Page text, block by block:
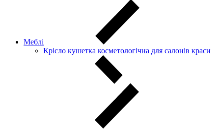
Меблі
Крісло кушетка косметологічна для салонів краси